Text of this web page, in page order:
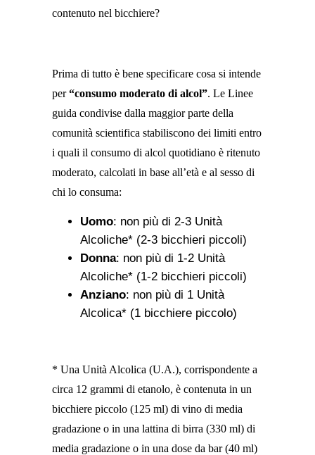
contenuto nel bicchiere?
Prima di tutto è bene specificare cosa si intende
per“consumo moderato di alcol”. Le Linee
guida condivise dalla maggior parte della
comunità scientifica stabiliscono dei limiti entro
i quali il consumo di alcol quotidiano è ritenuto
moderato, calcolati in base all’età e al sesso di
chi lo consuma:
Uomo: non più di 2-3 Unità
Alcoliche* (2-3 bicchieri piccoli)
Donna: non più di 1-2 Unità
Alcoliche* (1-2 bicchieri piccoli)
Anziano: non più di 1 Unità
Alcolica* (1 bicchiere piccolo)
* Una Unità Alcolica (U.A.), corrispondente a
circa 12 grammi di etanolo, è contenuta in un
bicchiere piccolo (125 ml) di vino di media
gradazione o in una lattina di birra (330 ml) di
media gradazione o in una dose da bar (40 ml)